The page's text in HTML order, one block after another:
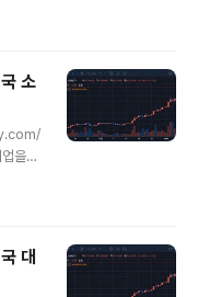
즐기
는 S
성
경쟁
기 힘
재
소
을
에
으니
아니
대